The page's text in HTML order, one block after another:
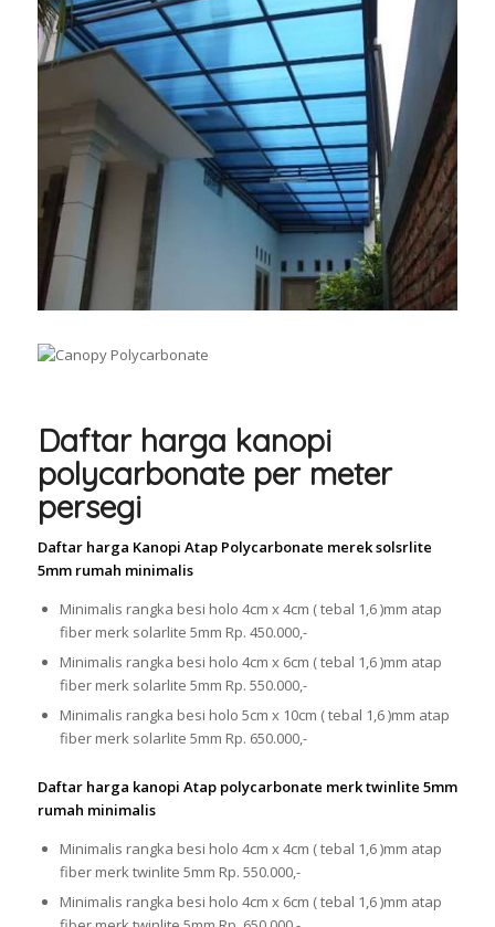
Daftar harga kanopi
polycarbonate per meter
persegi
Daftar harga Kanopi Atap Polycarbonate merek solsrlite
5mm rumah minimalis
Minimalis rangka besi holo 4cm x 4cm ( tebal 1,6 )mm atap
fiber merk solarlite 5mm Rp. 450.000,-
Minimalis rangka besi holo 4cm x 6cm ( tebal 1,6 )mm atap
fiber merk solarlite 5mm Rp. 550.000,-
Minimalis rangka besi holo 5cm x 10cm ( tebal 1,6 )mm atap
fiber merk solarlite 5mm Rp. 650.000,-
Daftar harga kanopi Atap polycarbonate merk twinlite 5mm
rumah minimalis
Minimalis rangka besi holo 4cm x 4cm ( tebal 1,6 )mm atap
fiber merk twinlite 5mm Rp. 550.000,-
Minimalis rangka besi holo 4cm x 6cm ( tebal 1,6 )mm atap